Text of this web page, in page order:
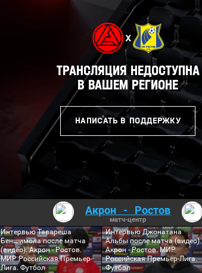
Акрон - Ростов
матч-центр
Интервью Тавареша
Беншимола после матча
(видео). Акрон - Ростов.
МИР Российская Премьер-
Лига. Футбол
Интервью Джонатана
Альбы после матча (видео).
Акрон - Ростов. МИР
Российская Премьер-Лига.
Футбол